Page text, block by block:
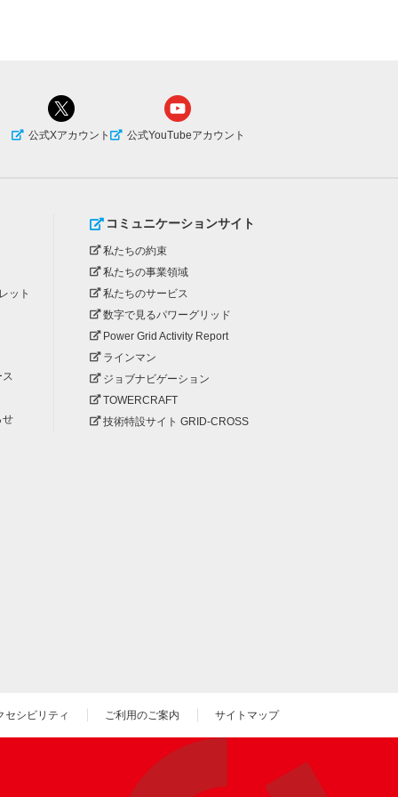
公式Xアカウント 公式YouTubeアカウント
ット
ス
せ
コミュニケーションサイト
私たちの約束
私たちの事業領域
私たちのサービス
数字で見るパワーグリッド
Power Grid Activity Report
ラインマン
ジョブナビゲーション
TOWERCRAFT
技術特設サイト GRID-CROSS
セシビリティ ご利用のご案内 サイトマップ